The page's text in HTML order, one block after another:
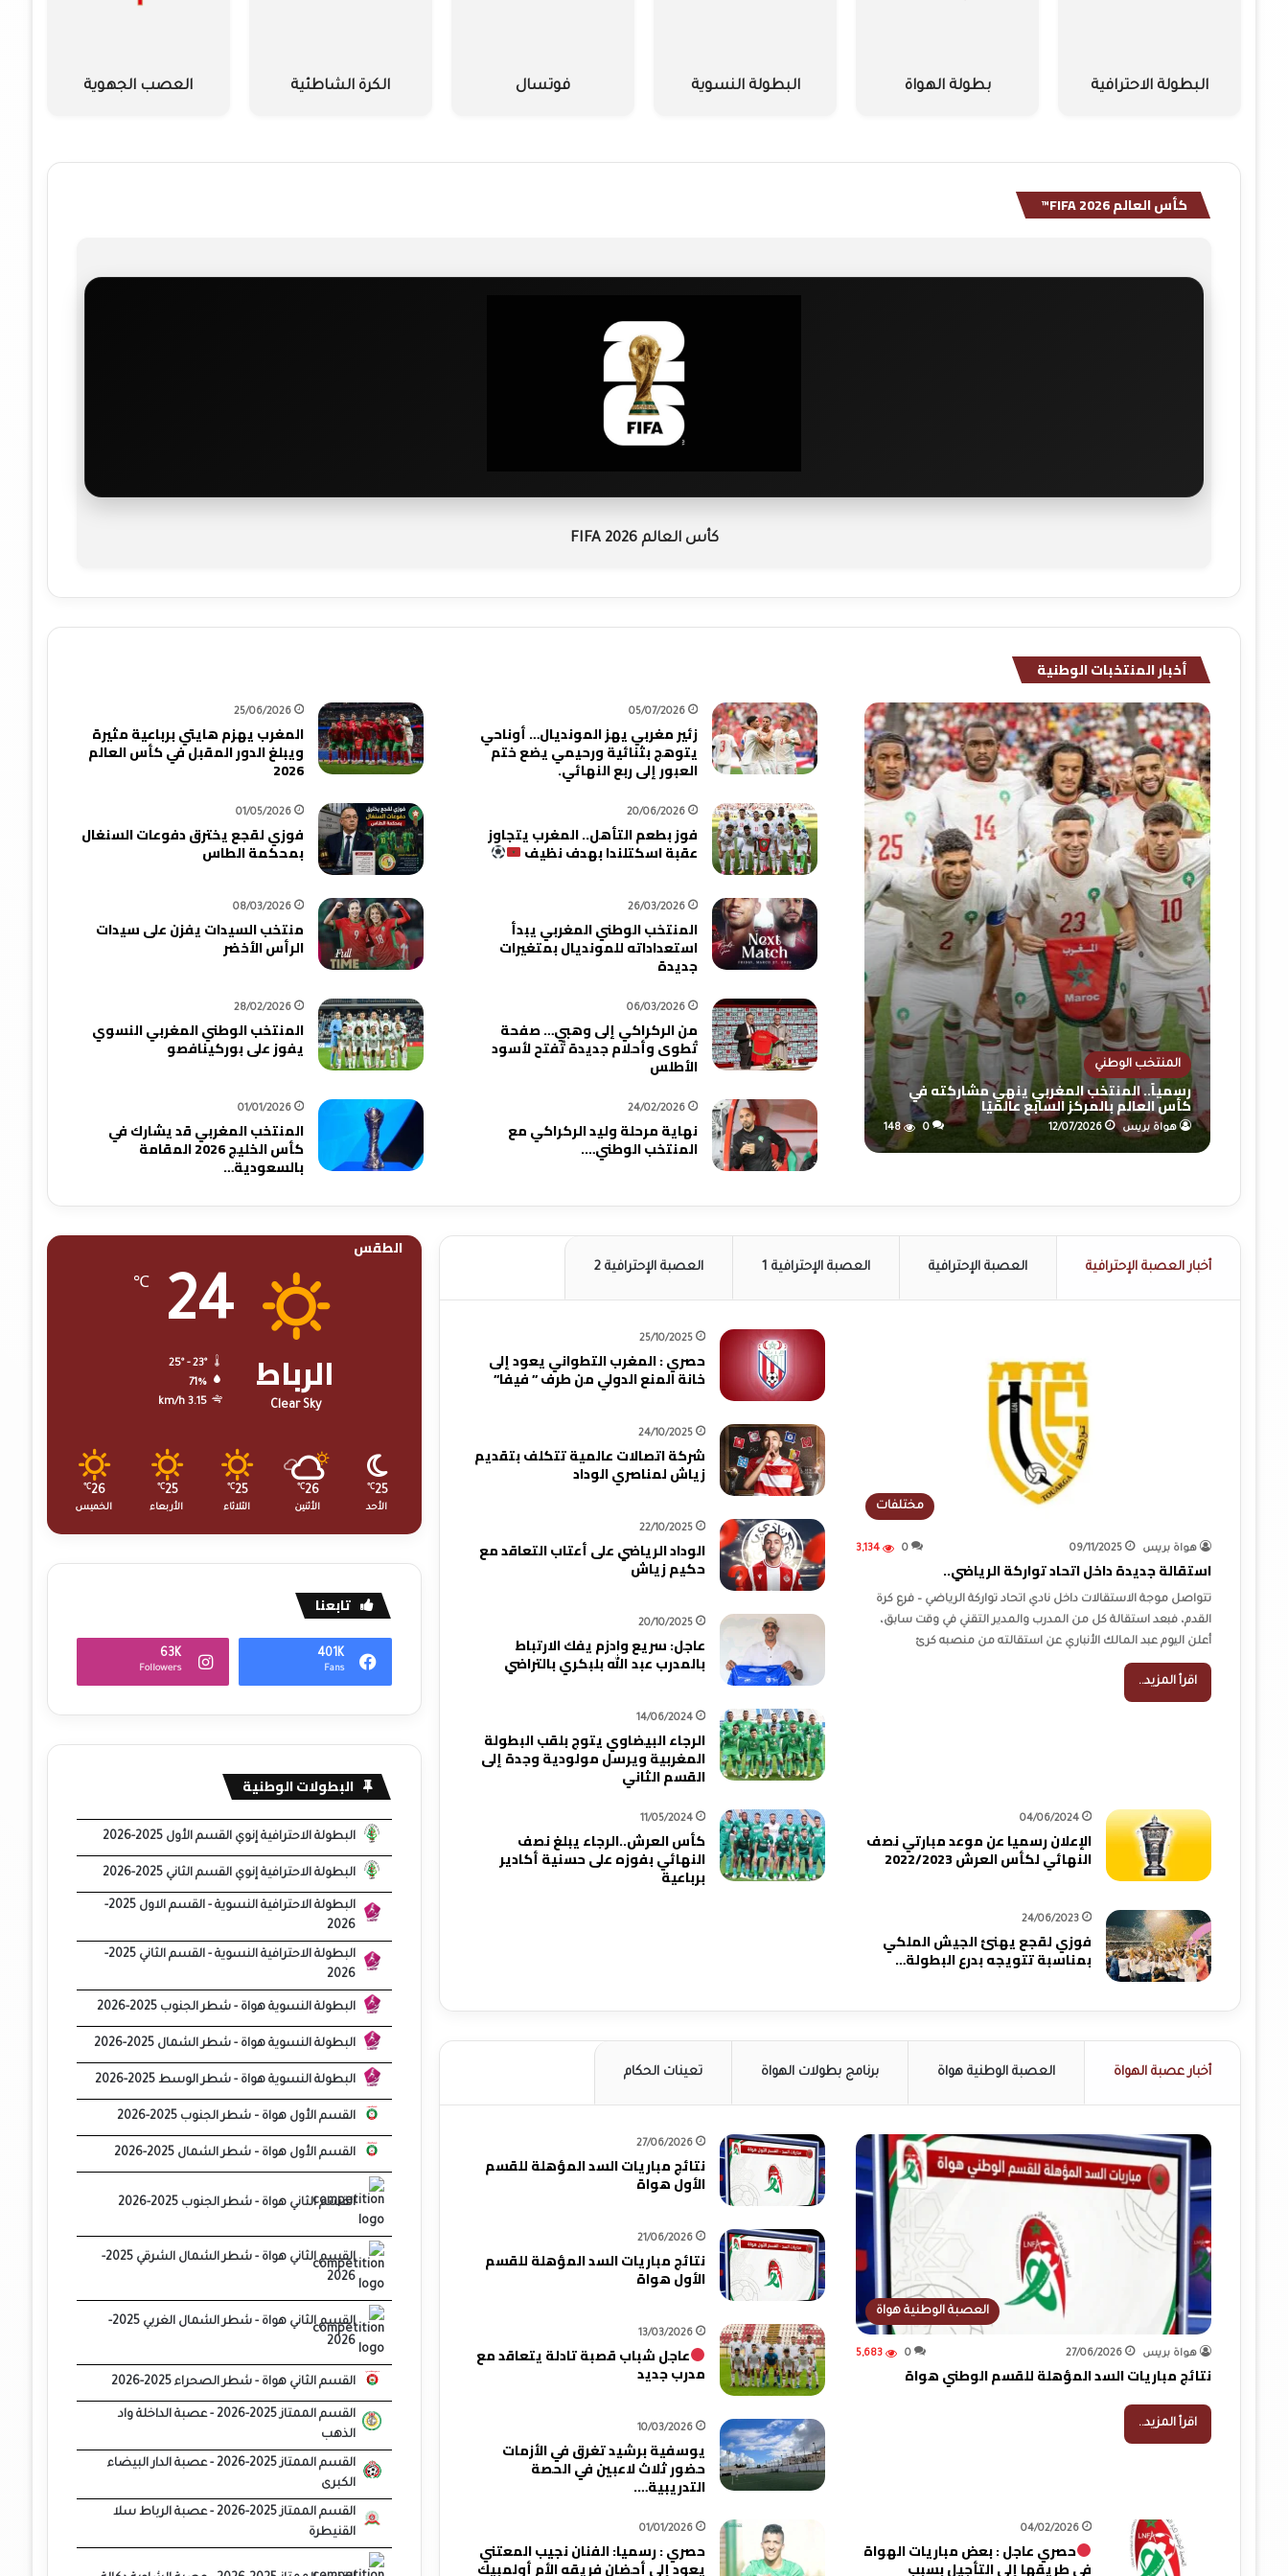
البطولة الاحترافية بطولة الهواة البطولة النسوية فوتسال الكرة الشاطئية العصب الجهوية
كأس العالم FIFA 2026™
كأس العالم FIFA 2026
أخبار المنتخبات الوطنية
المنتخب الوطني
رسمياً.. المنتخب المغربي ينهي مشاركته في
كأس العالم بالمركز السابع عالميًا
هواة بريس 12/07/2026
0
148
05/07/2026
زئير مغربي يهز المونديال… أوناحي
يتوهج بثنائية ورحيمي يضع ختم
العبور إلى ربع النهائي.
25/06/2026
المغرب يهزم هايتي برباعية مثيرة
ويبلغ الدور المقبل في كأس العالم
2026
20/06/2026
فوز بطعم التأهل.. المغرب يتجاوز
عقبة اسكتلندا بهدف نظيف
01/05/2026
فوزي لقجع يخترق دفوعات السنغال
بمحكمة الطاس
26/03/2026
المنتخب الوطني المغربي يبدأ
استعداداته للمونديال بمتغيرات
جديدة
08/03/2026
منتخب السيدات يفزن على سيدات
الرأس الأخضر
06/03/2026
من الركراكي إلى وهبي… صفحة
تُطوى وأحلام جديدة تُفتح لأسود
الأطلس
28/02/2026
المنتخب الوطني المغربي النسوي
يفوز على بوركينافصو
24/02/2026
نهاية مرحلة وليد الركراكي مع
المنتخب الوطني….
01/01/2026
المنتخب المغربي قد يشارك في
كأس الخليج 2026 المقامة
بالسعودية…
أخبار العصبة الإحترافية العصبة الإحترافية العصبة الإحترافية 1 العصبة الإحترافية 2
مختلفات
هواة بريس 09/11/2025
0
3,134
استقالة جديدة داخل اتحاد تواركة الرياضي..
تتواصل موجة الاستقالات داخل نادي اتحاد تواركة الرياضي – فرع كرة
القدم، فبعد استقالة كل من المدرب والمدير التقني في وقت سابق،
أعلن اليوم عبد المالك الأنباري عن استقالته من منصبه كرئ
اقرأ المزيد..
25/10/2025
حصري : المغرب التطواني يعود إلى
خانة المنع الدولي من طرف ” فيفا”
24/10/2025
شركة اتصالات عالمية تتكلف بتقديم
زياش لمناصري الوداد
22/10/2025
الوداد الرياضي على أعتاب التعاقد مع
حكيم زياش
20/10/2025
عاجل: سريع وادزم يفك الارتباط
بالمدرب عبد الله بلبكري بالتراضي
14/06/2024
الرجاء البيضاوي يتوج بلقب البطولة
المغربية ويرسل مولودية وجدة إلى
القسم الثاني
04/06/2024
الإعلان رسميا عن موعد مبارتي نصف
النهائي لكأس العرش 2022/2023
11/05/2024
كأس العرش..الرجاء يبلغ نصف
النهائي بفوزه على حسنية أكادير
برباعية
24/06/2023
فوزي لقجع يهنئ الجيش الملكي
بمناسبة تتويجه بدرع البطولة…
أخبار عصبة الهواة العصبة الوطنية هواة برنامج بطولات الهواة تعينات الحكام
العصبة الوطنية هواة
هواة بريس 27/06/2026
0
5,683
نتائج مباريات السد المؤهلة للقسم الوطني هواة
اقرأ المزيد..
27/06/2026
نتائج مباريات السد المؤهلة للقسم
الأول هواة
21/06/2026
نتائج مباريات السد المؤهلة للقسم
الأول هواة
13/03/2026
عاجل شباب قصبة تادلة يتعاقد مع
مدرب جديد
10/03/2026
يوسفية برشيد تغرق في الأزمات
حضور ثلاث لاعبين في الحصة
التدريبية….
04/02/2026
حصري عاجل : بعض مباريات الهواة
في طريقها إلى التأجيل بسبب
01/01/2026
حصري : رسميا: الفنان نجيب المعتني
يعود إلى أحضان فريقه الأم أولمبيك
الطقس
الرباط
Clear Sky
24
℃
25º - 23º
71%
3.15 km/h
25
℃
الأحد
26
℃
الأثنين
25
℃
الثلاثاء
25
℃
الأربعاء
26
℃
الخميس
تابعنا
401K
Fans
63K
Followers
البطولات الوطنية
البطولة الاحترافية إنوي القسم الأول 2025-2026
البطولة الاحترافية إنوي القسم الثاني 2025-2026
البطولة الاحترافية النسوية - القسم الاول 2025-
2026
البطولة الاحترافية النسوية - القسم الثاني 2025-
2026
البطولة النسوية هواة - شطر الجنوب 2025-2026
البطولة النسوية هواة - شطر الشمال 2025-2026
البطولة النسوية هواة - شطر الوسط 2025-2026
القسم الأول هواة – شطر الجنوب 2025-2026
القسم الأول هواة – شطر الشمال 2025-2026
القسم الثاني هواة - شطر الجنوب 2025-2026
القسم الثاني هواة - شطر الشمال الشرقي 2025-
2026
القسم الثاني هواة - شطر الشمال الغربي 2025-
2026
القسم الثاني هواة - شطر الصحراء 2025-2026
القسم الممتاز 2025-2026 - عصبة الداخلة واد
الذهب
القسم الممتاز 2025-2026 - عصبة الدار البيضاء
الكبرى
القسم الممتاز 2025-2026 - عصبة الرباط سلا
القنيطرة